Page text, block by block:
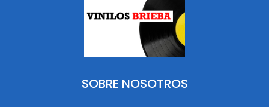
SOBRE NOSOTROS